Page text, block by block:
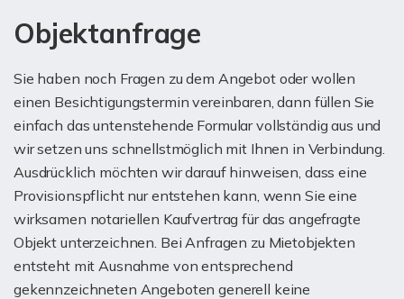
Objektanfrage
Sie haben noch Fragen zu dem Angebot oder wollen
einen Besichtigungstermin vereinbaren, dann füllen Sie
einfach das untenstehende Formular vollständig aus und
wir setzen uns schnellstmöglich mit Ihnen in Verbindung.
Ausdrücklich möchten wir darauf hinweisen, dass eine
Provisionspflicht nur entstehen kann, wenn Sie eine
wirksamen notariellen Kaufvertrag für das angefragte
Objekt unterzeichnen. Bei Anfragen zu Mietobjekten
entsteht mit Ausnahme von entsprechend
gekennzeichneten Angeboten generell keine